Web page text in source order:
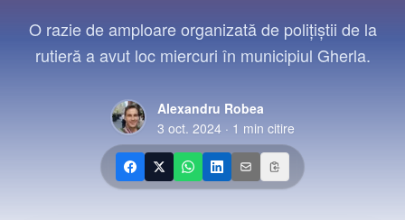
O razie de amploare organizată de polițiștii de la
rutieră a avut loc miercuri în municipiul Gherla.
Alexandru Robea
3 oct. 2024 · 1 min citire